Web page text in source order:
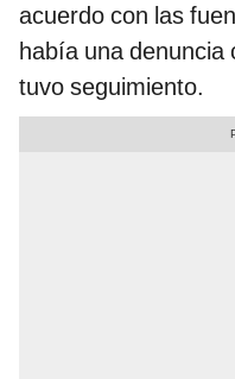
acuerdo con las
había una denuncia
tuvo seguimiento.